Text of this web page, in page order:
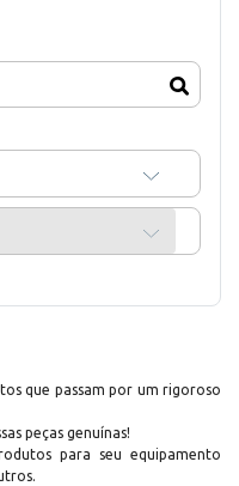
que passam por um rigoroso
peças genuínas!
para seu equipamento